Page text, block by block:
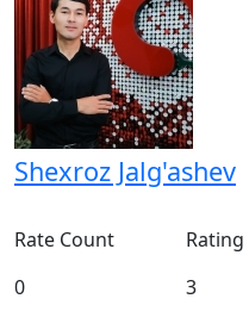
Shexroz Jalg'ashev
Rate Count
0
Rating
3